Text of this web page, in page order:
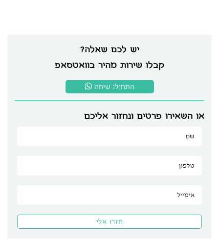
יש לכם שאלה?
קבלו שירות מהיר בוואטסאפ
התחילו שיחה
או השאירו פרטים ונחזור אליכם